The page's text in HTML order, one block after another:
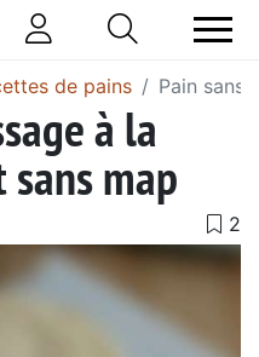
de pains Pain sans
à la
map